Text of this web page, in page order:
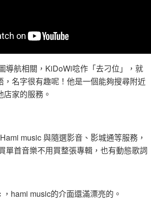
導航相關，KiDoWi唸作「去刁位」，就
，名字很有趣呢！他是一個能夠搜尋附近
家的服務。
music 與隨選影音、影城通等服務，
單首音樂不用買整張專輯，也有動態歌詞
hami music的介面還滿漂亮的。